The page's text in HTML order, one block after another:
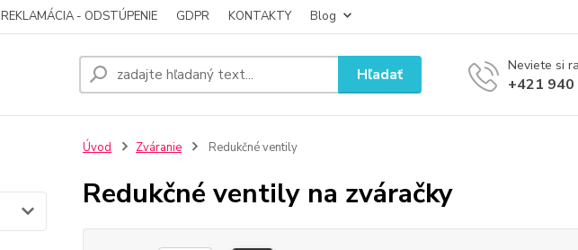
REKLAMÁCIA - ODSTÚPENIE GDPR KONTAKTY Blog
Hľadať Neviete si
+421
Úvod Zváranie Redukčné ventily
Redukčné ventily na zváračky